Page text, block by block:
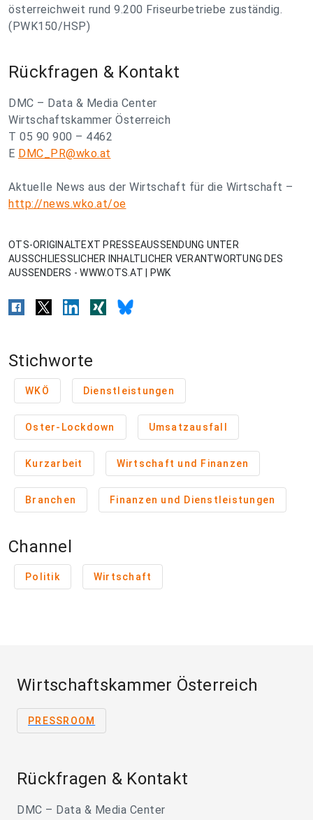
österreichweit rund 9.200 Friseurbetriebe zuständig.
(PWK150/HSP)
Rückfragen & Kontakt
DMC – Data & Media Center
Wirtschaftskammer Österreich
T 05 90 900 – 4462
E DMC_PR@wko.at
Aktuelle News aus der Wirtschaft für die Wirtschaft –
http://news.wko.at/oe
OTS-ORIGINALTEXT PRESSEAUSSENDUNG UNTER
AUSSCHLIESSLICHER INHALTLICHER VERANTWORTUNG DES
AUSSENDERS - WWW.OTS.AT | PWK
Stichworte
WKÖ Dienstleistungen
Oster-Lockdown Umsatzausfall
Kurzarbeit Wirtschaft und Finanzen
Branchen Finanzen und Dienstleistungen
Channel
Politik Wirtschaft
Wirtschaftskammer Österreich
PRESSROOM
Rückfragen & Kontakt
DMC – Data & Media Center